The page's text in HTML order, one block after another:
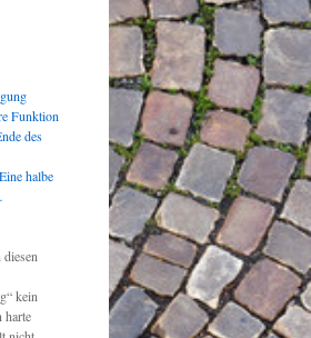
Funktion
des
halbe
kein
harte